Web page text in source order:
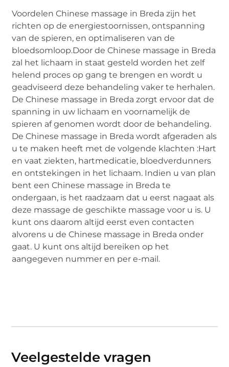
Voordelen Chinese massage in Breda zijn het
richten op de energiestoornissen, ontspanning
van de spieren, en optimaliseren van de
bloedsomloop.Door de Chinese massage in Breda
zal het lichaam in staat gesteld worden het zelf
helend proces op gang te brengen en wordt u
geadviseerd deze behandeling vaker te herhalen.
De Chinese massage in Breda zorgt ervoor dat de
spanning in uw lichaam en voornamelijk de
spieren af genomen wordt door de behandeling.
De Chinese massage in Breda wordt afgeraden als
u te maken heeft met de volgende klachten :Hart
en vaat ziekten, hartmedicatie, bloedverdunners
en ontstekingen in het lichaam. Indien u van plan
bent een Chinese massage in Breda te
ondergaan, is het raadzaam dat u eerst nagaat als
deze massage de geschikte massage voor u is. U
kunt ons daarom altijd eerst even contacten
alvorens u de Chinese massage in Breda onder
gaat. U kunt ons altijd bereiken op het
aangegeven nummer en per e-mail.
Veelgestelde vragen